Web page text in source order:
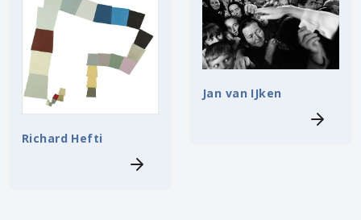
Richard Hefti
Jan van IJken